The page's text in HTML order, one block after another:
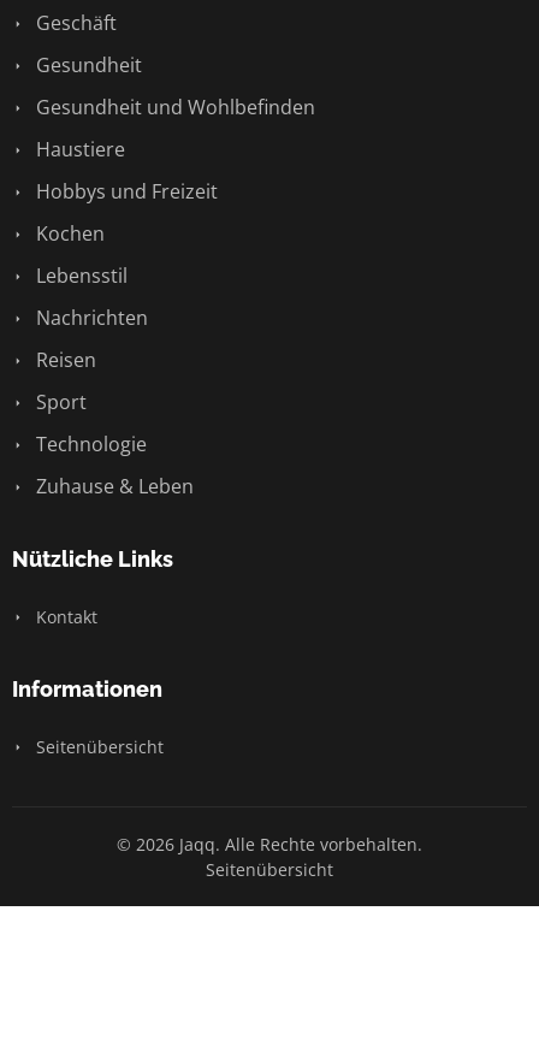
Geschäft
Gesundheit
Gesundheit und Wohlbefinden
Haustiere
Hobbys und Freizeit
Kochen
Lebensstil
Nachrichten
Reisen
Sport
Technologie
Zuhause & Leben
Nützliche Links
Kontakt
Informationen
Seitenübersicht
© 2026 Jaqq. Alle Rechte vorbehalten.
Seitenübersicht